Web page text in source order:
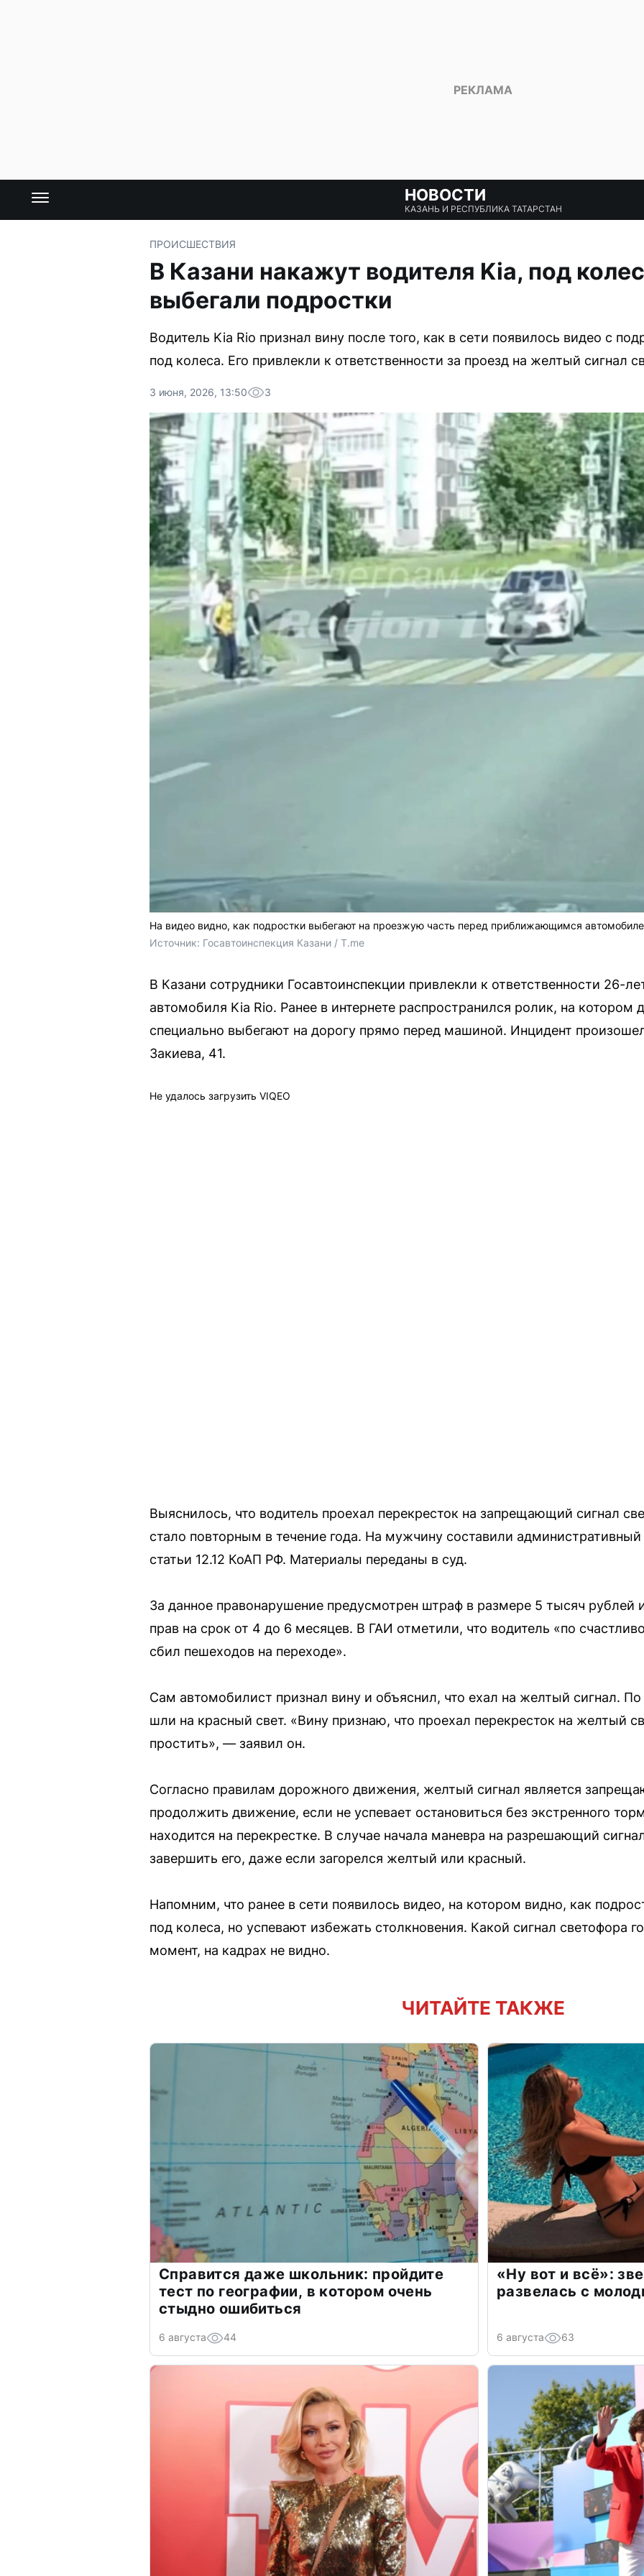
НОВОСТИ
КАЗАНЬ И РЕСПУБЛИКА ТАТАРСТАН
ПРОИСШЕСТВИЯ
В Казани накажут водителя Kia, под
выбегали подростки
Водитель Kia Rio признал вину после того, как в сети появилось видео с
под колеса. Его привлекли к ответственности за проезд на желтый сигнал
3 июня, 2026, 13:50 3
На видео видно, как подростки выбегают на проезжую часть перед приближающимся
Источник: Госавтоинспекция Казани / T.me
В Казани сотрудники Госавтоинспекции привлекли к ответственности 26-
автомобиля Kia Rio. Ранее в интернете распространился ролик, на котором
специально выбегают на дорогу прямо перед машиной. Инцидент
Закиева, 41.
Не удалось загрузить VIQEO
Выяснилось, что водитель проехал перекресток на запрещающий сигнал
стало повторным в течение года. На мужчину составили
статьи 12.12 КоАП РФ. Материалы переданы в суд.
За данное правонарушение предусмотрен штраф в размере 5 тысяч рублей
прав на срок от 4 до 6 месяцев. В ГАИ отметили, что водитель «по
сбил пешеходов на переходе».
Сам автомобилист признал вину и объяснил, что ехал на желтый сигнал.
шли на красный свет. «Вину признаю, что проехал перекресток на желтый
простить», — заявил он.
Согласно правилам дорожного движения, желтый сигнал является
продолжить движение, если не успевает остановиться без экстренного
находится на перекрестке. В случае начала маневра на разрешающий
завершить его, даже если загорелся желтый или красный.
Напомним, что ранее в сети появилось видео, на котором видно, как
под колеса, но успевают избежать столкновения. Какой сигнал светофора
момент, на кадрах не видно.
ЧИТАЙТЕ ТАКЖЕ
Справится даже школьник: пройдите
тест по географии, в котором очень
стыдно ошибиться
6 августа 44
«Ну вот и всё»:
развелась с
6 августа 63